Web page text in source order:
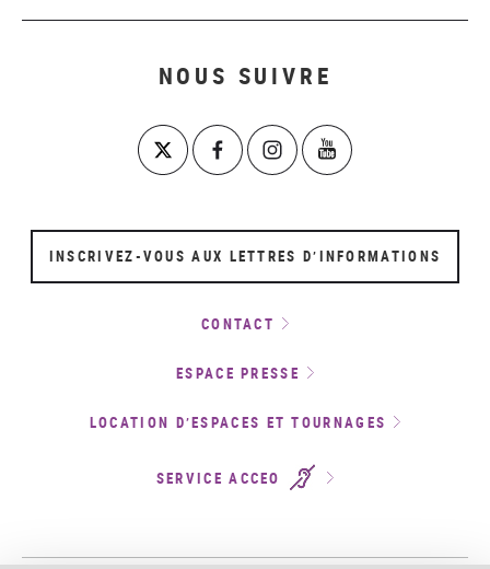
NOUS SUIVRE
INSCRIVEZ-VOUS AUX LETTRES D’INFORMATIONS
CONTACT
ESPACE PRESSE
LOCATION D’ESPACES ET TOURNAGES
SERVICE ACCEO